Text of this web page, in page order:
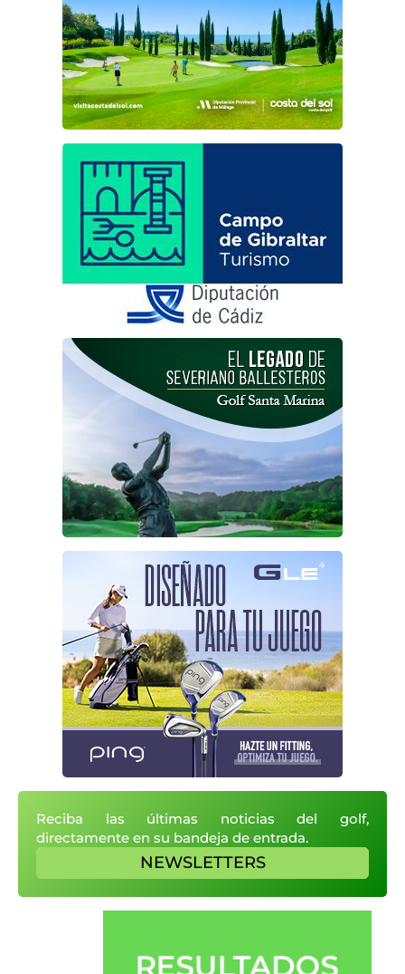
Reciba las últimas noticias del golf,
directamente en su bandeja de entrada.
NEWSLETTERS